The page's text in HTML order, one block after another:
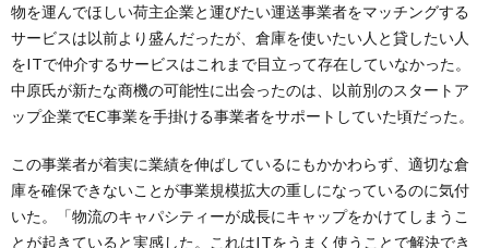
物を運んでほしい荷主企業と運びたい運送事業者をマッチングする
サービスは以前より盛んだったが、倉庫を使いたい人と貸したい人
をITで仲介するサービスはこれまで目立って存在していなかった。
中原氏が新たな商機の可能性に出会ったのは、以前別のスタートア
ップ企業でEC事業を手掛ける事業者をサポートしていた頃だった。
この事業者が着実に業績を伸ばしているにもかかわらず、適切な倉
庫を確保できないことが事業規模拡大の重しになっているのに気付
いた。「物流のキャパシティーが成長にキャップをかけてしまうこ
とが起きていると実感した。これはITをうまく使うことで解決でき